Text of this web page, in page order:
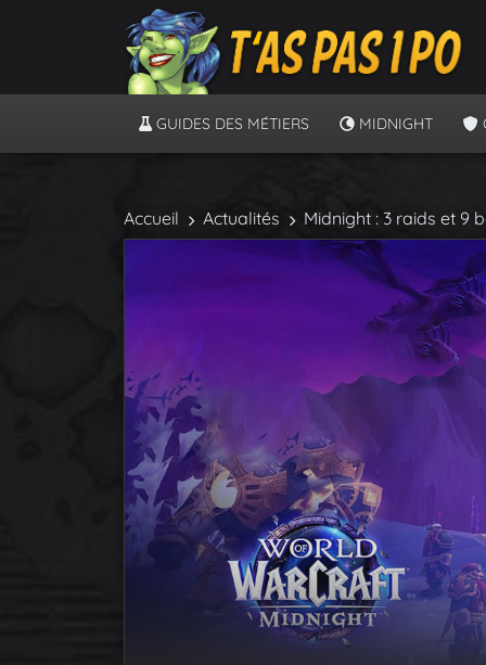
GUIDES DES MÉTIERS MIDNIGHT
Accueil Actualités Midnight : 3 raids et 9